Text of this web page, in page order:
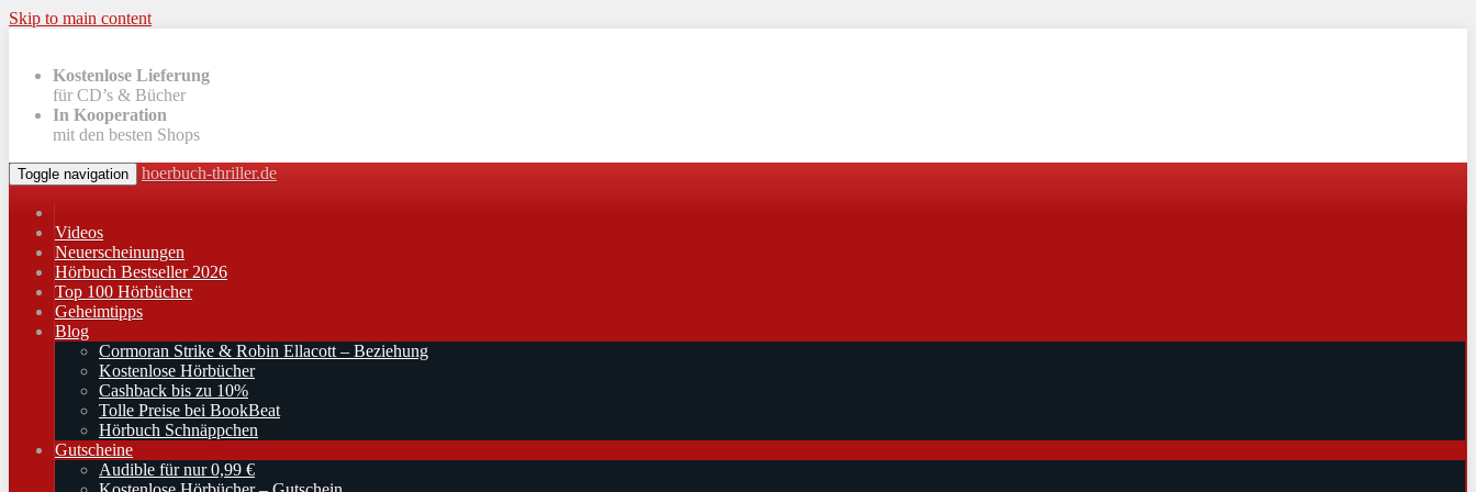
Skip to main content
Kostenlose Lieferung
für CD’s & Bücher
In Kooperation
mit den besten Shops
Toggle navigation hoerbuch-thriller.de
Videos
Neuerscheinungen
Hörbuch Bestseller 2026
Top 100 Hörbücher
Geheimtipps
Blog
Cormoran Strike & Robin Ellacott – Beziehung
Kostenlose Hörbücher
Cashback bis zu 10%
Tolle Preise bei BookBeat
Hörbuch Schnäppchen
Gutscheine
Audible für nur 0,99 €